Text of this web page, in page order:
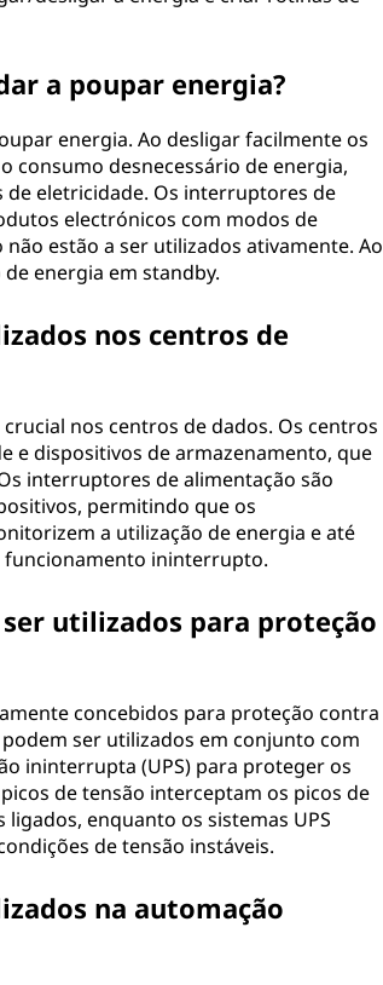
a poupar energia?
energia. Ao desligar facilmente os
consumo desnecessário de energia,
eletricidade. Os interruptores de
electrónicos com modos de
estão a ser utilizados ativamente. Ao
energia em standby.
nos centros de
nos centros de dados. Os centros
e dispositivos de armazenamento, que
interruptores de alimentação são
permitindo que os
a utilização de energia e até
ininterrupto.
utilizados para proteção
concebidos para proteção contra
ser utilizados em conjunto com
ininterrupta (UPS) para proteger os
de tensão interceptam os picos de
enquanto os sistemas UPS
de tensão instáveis.
na automação